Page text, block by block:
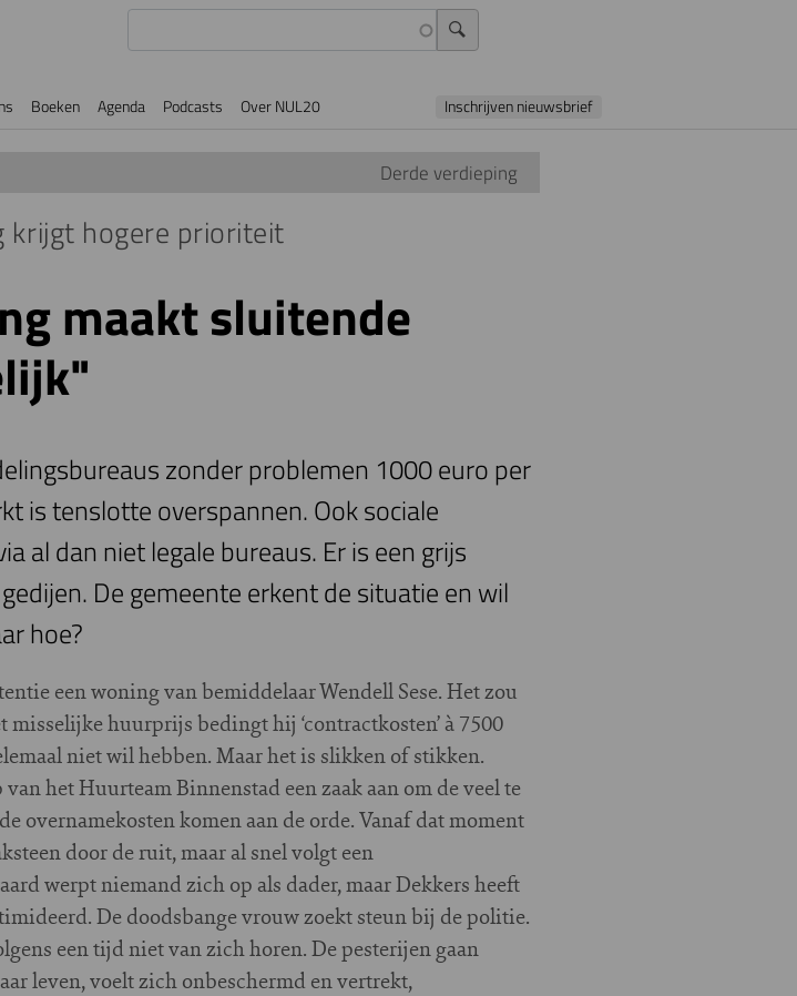
Boeken Agenda Podcasts Over NUL20 Inschrijven nieuwsbrief
Derde verdieping
krijgt hogere prioriteit
maakt sluitende
zonder problemen 1000 euro per
is tenslotte overspannen. Ook sociale
al dan niet legale bureaus. Er is een grijs
De gemeente erkent de situatie en wil
hoe?
een woning van bemiddelaar Wendell Sese. Het zou
huurprijs bedingt hij ‘contractkosten’ à 7500
niet wil hebben. Maar het is slikken of stikken.
het Huurteam Binnenstad een zaak aan om de veel te
overnamekosten komen aan de orde. Vanaf dat moment
door de ruit, maar al snel volgt een
werpt niemand zich op als dader, maar Dekkers heeft
De doodsbange vrouw zoekt steun bij de politie.
een tijd niet van zich horen. De pesterijen gaan
leven, voelt zich onbeschermd en vertrekt,